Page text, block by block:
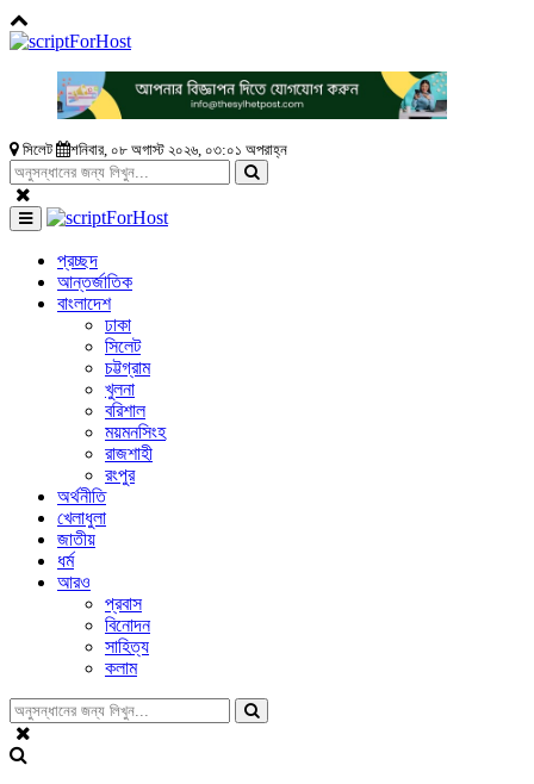
সিলেট শনিবার, ০৮ অগাস্ট ২০২৬, ০৩:০১ অপরাহ্ন
প্রচ্ছদ
আন্তর্জাতিক
বাংলাদেশ
ঢাকা
সিলেট
চট্টগ্রাম
খুলনা
বরিশাল
ময়মনসিংহ
রাজশাহী
রংপুর
অর্থনীতি
খেলাধুলা
জাতীয়
ধর্ম
আরও
প্রবাস
বিনোদন
সাহিত্য
কলাম